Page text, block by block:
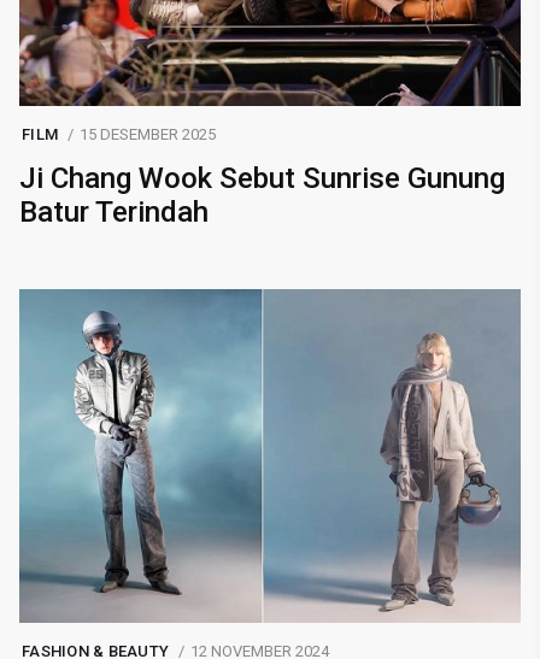
FILM 15 DESEMBER 2025
Ji Chang Wook Sebut Sunrise Gunung
Batur Terindah
FASHION & BEAUTY 12 NOVEMBER 2024